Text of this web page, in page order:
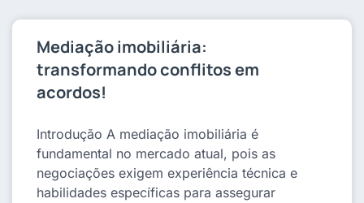
Mediação imobiliária:
transformando conflitos em
acordos!
Introdução A mediação imobiliária é
fundamental no mercado atual, pois as
negociações exigem experiência técnica e
habilidades específicas para assegurar